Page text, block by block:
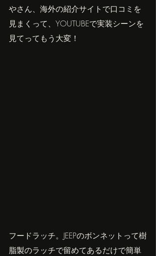
やさん、海外の紹介サイトで口コミを
見まくって、YOUTUBEで実装シーンを
見てってもう大変！
フードラッチ。JEEPのボンネットって樹
脂製のラッチで留めてあるだけで簡単